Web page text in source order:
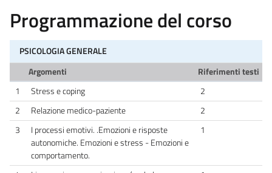
Programmazione del corso
PSICOLOGIA GENERALE
Argomenti
Riferimenti testi
1
Stress e coping
2
2
Relazione medico-paziente
2
3
I processi emotivi. .Emozioni e risposte
autonomiche. Emozioni e stress - Emozioni e
comportamento.
1